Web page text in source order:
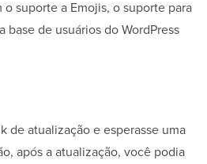
suporte a Emojis, o suporte para
de usuários do WordPress
de atualização e esperasse uma
após a atualização, você podia